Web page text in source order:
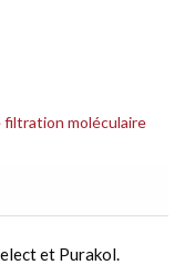
filtration moléculaire
et Purakol.